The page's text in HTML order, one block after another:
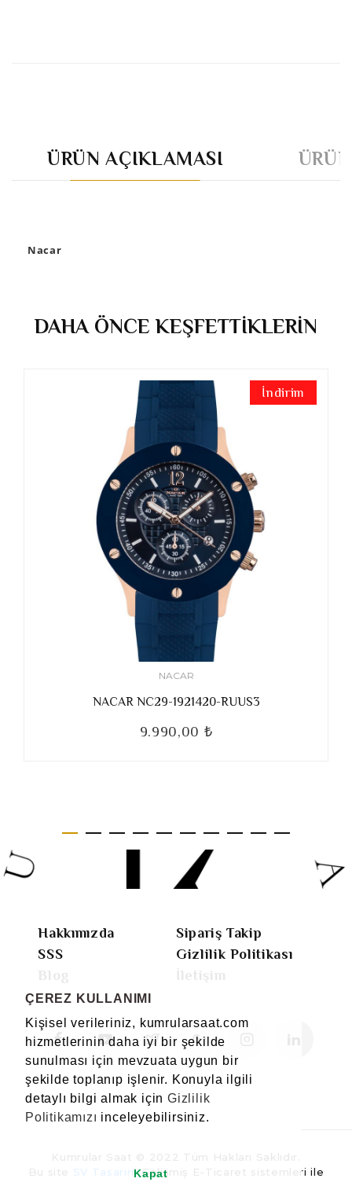
ÇEREZ KULLANIMI
Kişisel verileriniz, kumrularsaat.com
hizmetlerinin daha iyi bir şekilde
sunulması için mevzuata uygun bir
şekilde toplanıp işlenir. Konuyla ilgili
detaylı bilgi almak içinGizlilik
Politikamızı inceleyebilirsiniz.
Kapat
ÜRÜN AÇIKLAMASI
Nacar
DAHA ÖNCE KEŞFETTİKLERİN
İndirim
NACAR
NACAR NC29-1921420-RUUS3
9.990,00 ₺
Hakkımızda
Sipariş Takip
SSS
Gizlilik Politikası
SV TasarımGelişmiş E-Ticaret sistemleri ile